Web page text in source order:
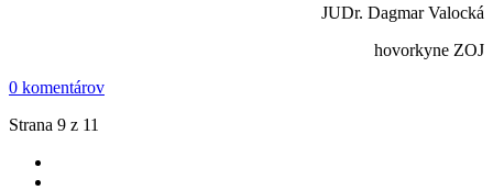
JUDr. Dagmar Valocká
hovorkyne ZOJ
0 komentárov
Strana 9 z 11